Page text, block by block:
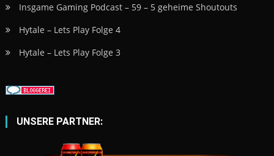
Insgame Gaming Podcast – 59 – 5 geheime Shoutouts
Hytale – Lets Play Folge 4
Hytale – Lets Play Folge 3
UNSERE PARTNER: